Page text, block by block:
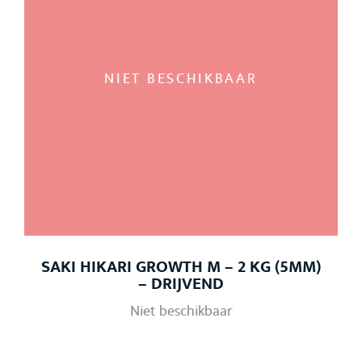
NIET BESCHIKBAAR
SAKI HIKARI GROWTH M – 2 KG (5MM)
– DRIJVEND
Niet beschikbaar